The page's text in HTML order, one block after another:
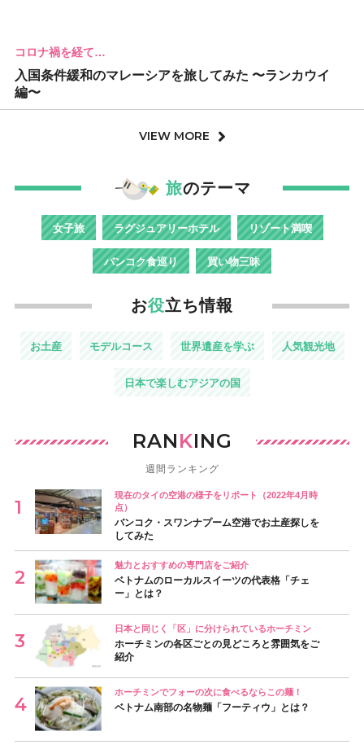
コロナ禍を経て…
入国条件緩和のマレーシアを旅してみた 〜ランカウイ
編〜
VIEW MORE
旅のテーマ
女子旅 ラグジュアリーホテル リゾート満喫
バンコク食巡り 買い物三昧
お役立ち情報
お土産 モデルコース 世界遺産を学ぶ 人気観光地
日本で楽しむアジアの国
RANKING
週間ランキング
現在のタイの空港の様子をリポート（2022年4月時
点）
バンコク・スワンナプーム空港でお土産探しを
してみた
魅力とおすすめの専門店をご紹介
ベトナムのローカルスイーツの代表格「チェ
ー」とは？
日本と同じく「区」に分けられているホーチミン
ホーチミンの各区ごとの見どころと雰囲気をご
紹介
ホーチミンでフォーの次に食べるならこの麺！
ベトナム南部の名物麺「フーティウ」とは？